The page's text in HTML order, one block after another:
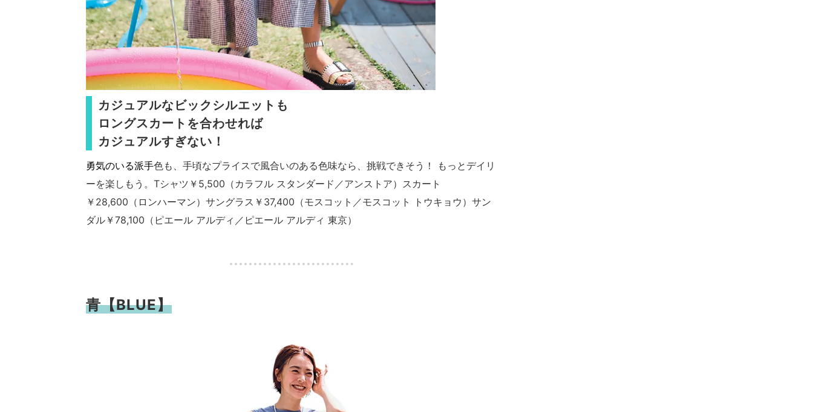
カジュアルなビックシルエットも
ロングスカートを合わせれば
カジュアルすぎない！
勇気のいる派手色も、手頃なプライスで風合いのある色味なら、挑戦できそう！ もっとデイリ
ーを楽しもう。Tシャツ￥5,500（カラフル スタンダード／アンストア）スカート
￥28,600（ロンハーマン）サングラス￥37,400（モスコット／モスコット トウキョウ）サン
ダル￥78,100（ピエール アルディ／ピエール アルディ 東京）
青【BLUE】